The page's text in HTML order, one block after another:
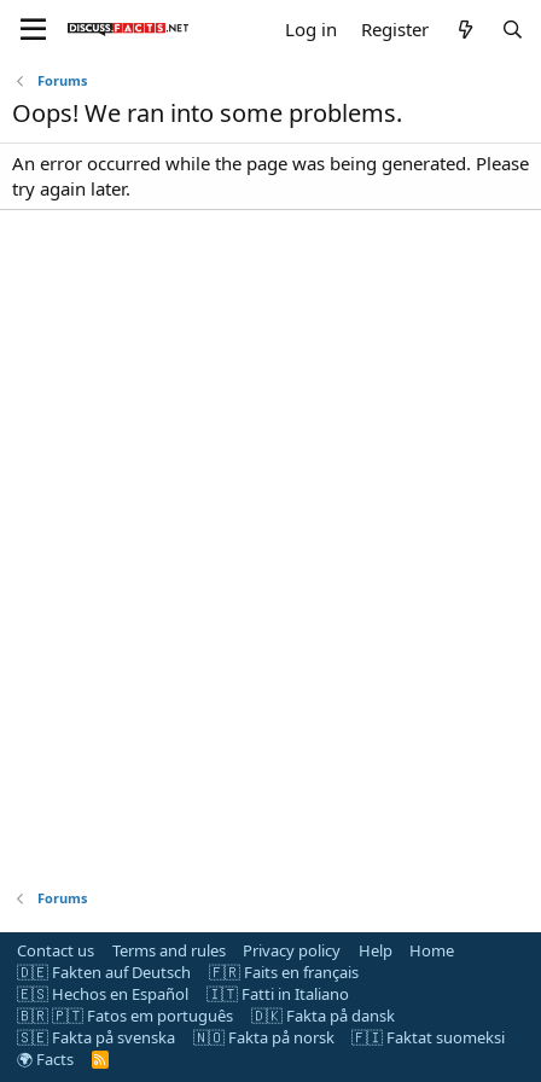
Log in Register
Forums
Oops! We ran into some problems.
An error occurred while the page was being generated. Please
try again later.
Forums
Contact us Terms and rules Privacy policy Help
Home
🇩🇪 Fakten auf Deutsch
🇫🇷 Faits en français
🇪🇸 Hechos en Español
🇮🇹 Fatti in Italiano
🇧🇷 🇵🇹 Fatos em português
🇩🇰 Fakta på dansk
🇸🇪 Fakta på svenska
🇳🇴 Fakta på norsk
🇫🇮 Faktat suomeksi
🌍 Facts
R